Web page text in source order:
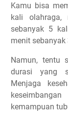
Kamu bisa
kali olahraga,
sebanyak 5
menit
Namun, tentu
durasi yang
Menjaga
kemampuan